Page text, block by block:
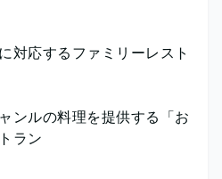
対応するファミリーレスト
ンルの料理を提供する「お
ラン